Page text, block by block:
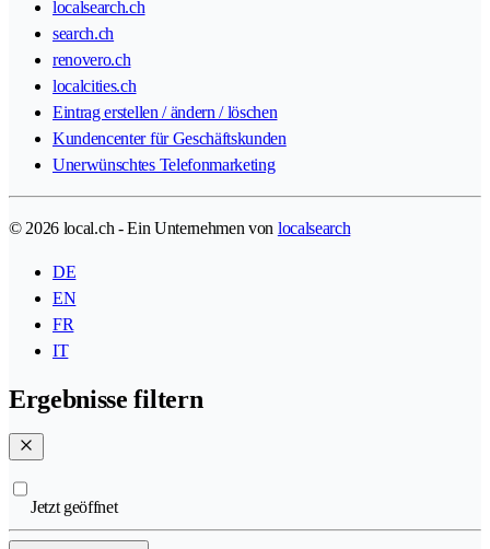
localsearch.ch
search.ch
renovero.ch
localcities.ch
Eintrag erstellen / ändern / löschen
Kundencenter für Geschäftskunden
Unerwünschtes Telefonmarketing
© 2026 local.ch - Ein Unternehmen von localsearch
DE
EN
FR
IT
Ergebnisse filtern
Jetzt geöffnet